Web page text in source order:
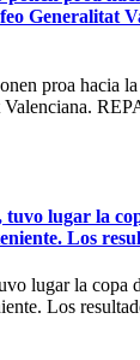
Generalitat
proa hacia
tuvo lugar la
Los
lugar la copa
Los